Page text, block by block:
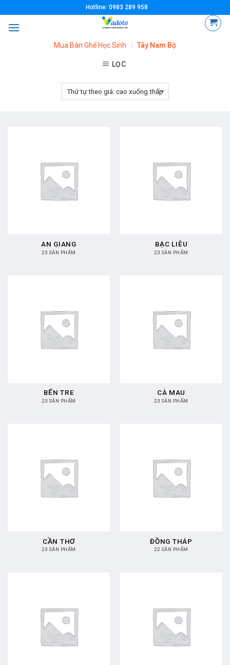
content
Hotline: 0983 289 958
Mua Bàn Ghế Học Sinh / Tây Nam Bộ
LỌC
AN GIANG
23 SẢN PHẨM
BẠC LIÊU
23 SẢN PHẨM
BẾN TRE
23 SẢN PHẨM
CÀ MAU
23 SẢN PHẨM
CẦN THƠ
23 SẢN PHẨM
ĐỒNG THÁP
22 SẢN PHẨM